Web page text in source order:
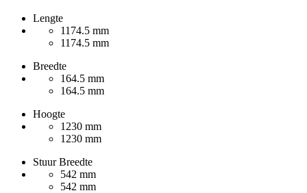
Lengte
1174.5 mm
1174.5 mm
Breedte
164.5 mm
164.5 mm
Hoogte
1230 mm
1230 mm
Stuur Breedte
542 mm
542 mm